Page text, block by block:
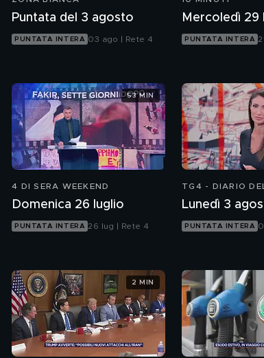
Puntata del 3 agosto
PUNTATA INTERA 03 ago | Rete 4
Mercoledì 29
PUNTATA INTERA
4 DI SERA WEEKEND
Domenica 26 luglio
PUNTATA INTERA 26 lug | Rete 4
53 MIN
TG4 - DIARIO
Lunedì 3
PUNTATA INTERA
2 MIN